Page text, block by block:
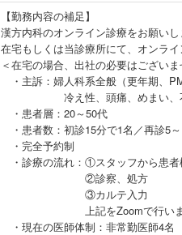
【勤務内容の補足】
漢方内科のオンライン診療をお願いし
在宅もしくは当診療所にて、オンラ
＜在宅の場合、出社の必要はござい
・主訴：婦人科系全般（更年期、
冷え性、頭痛、めまい、不
・患者層：20～50代
・患者数：初診15分で1名／再診5
・完全予約制
・診療の流れ：①スタッフから患者
②診察、処方
③カルテ入力
上記をZoomで行いま
・現在の医師体制：非常勤医師4名